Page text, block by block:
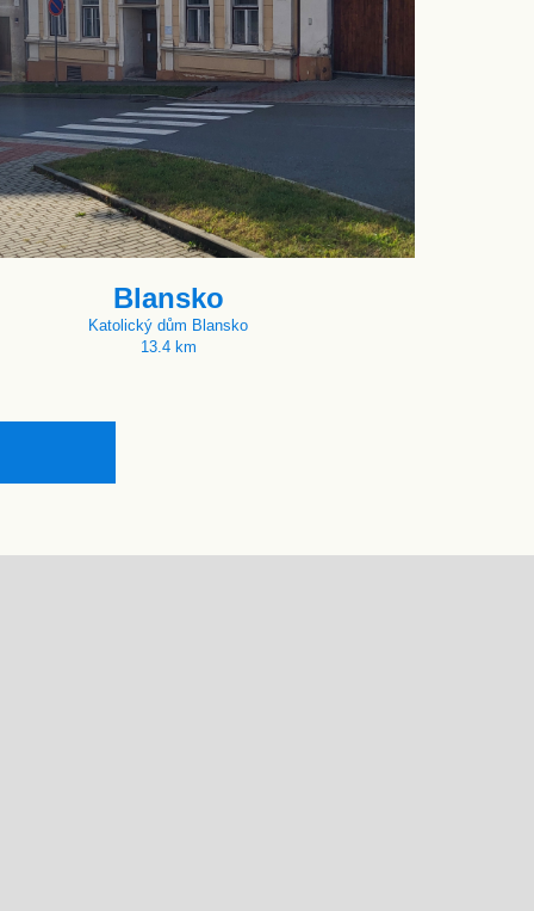
Blansko
Katolický dům Blansko
13.4 km